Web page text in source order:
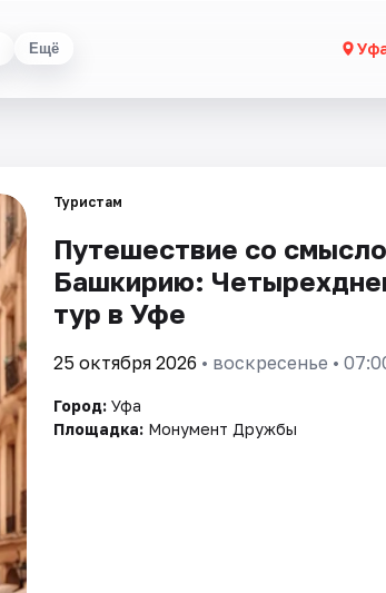
Ещё
Туристам
Путешествие со
Башкирию:
тур в Уфе
25 октября 2026 • воскресенье •
Город: Уфа
Площадка: Монумент Дружбы